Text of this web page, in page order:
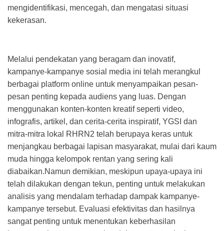
mengidentifikasi, mencegah, dan mengatasi situasi
kekerasan.
Melalui pendekatan yang beragam dan inovatif,
kampanye-kampanye sosial media ini telah merangkul
berbagai platform online untuk menyampaikan pesan-
pesan penting kepada audiens yang luas. Dengan
menggunakan konten-konten kreatif seperti video,
infografis, artikel, dan cerita-cerita inspiratif, YGSI dan
mitra-mitra lokal RHRN2 telah berupaya keras untuk
menjangkau berbagai lapisan masyarakat, mulai dari kaum
muda hingga kelompok rentan yang sering kali
diabaikan.Namun demikian, meskipun upaya-upaya ini
telah dilakukan dengan tekun, penting untuk melakukan
analisis yang mendalam terhadap dampak kampanye-
kampanye tersebut. Evaluasi efektivitas dan hasilnya
sangat penting untuk menentukan keberhasilan